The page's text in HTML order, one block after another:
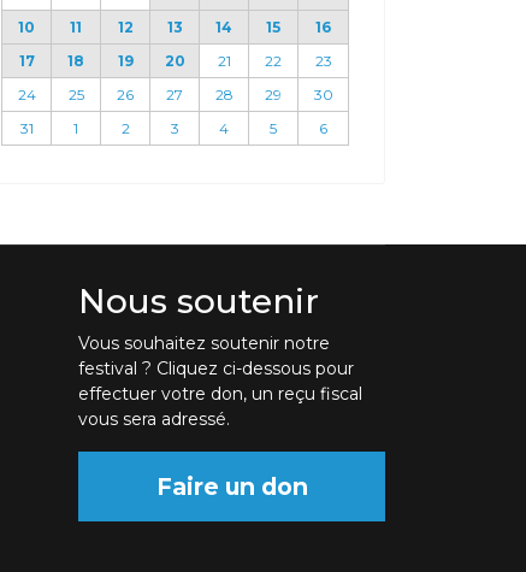
10
11 12 13 14 15
16
17
18 19 20 21 22
23
24
25 26 27 28 29
30
31
1 2 3 4 5 6
Nous soutenir
Vous souhaitez soutenir notre
festival ? Cliquez ci-dessous pour
effectuer votre don, un reçu fiscal
vous sera adressé.
Faire un don